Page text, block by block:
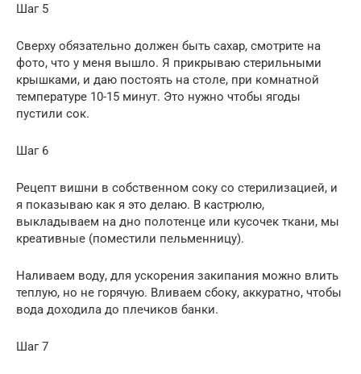
Шаг 5
Сверху обязательно должен быть сахар, смотрите на
фото, что у меня вышло. Я прикрываю стерильными
крышками, и даю постоять на столе, при комнатной
температуре 10-15 минут. Это нужно чтобы ягоды
пустили сок.
Шаг 6
Рецепт вишни в собственном соку со стерилизацией, и
я показываю как я это делаю. В кастрюлю,
выкладываем на дно полотенце или кусочек ткани, мы
креативные (поместили пельменницу).
Наливаем воду, для ускорения закипания можно влить
теплую, но не горячую. Вливаем сбоку, аккуратно, чтобы
вода доходила до плечиков банки.
Шаг 7